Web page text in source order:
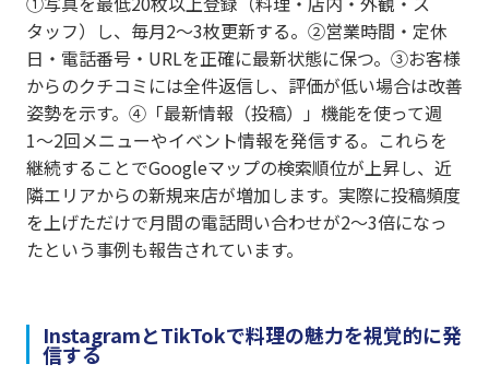
タッフ）し、毎月2〜3枚更新する。②営業時間・定休
日・電話番号・URLを正確に最新状態に保つ。③お客様
からのクチコミには全件返信し、評価が低い場合は改善
姿勢を示す。④「最新情報（投稿）」機能を使って週
1〜2回メニューやイベント情報を発信する。これらを
継続することでGoogleマップの検索順位が上昇し、近
隣エリアからの新規来店が増加します。実際に投稿頻度
を上げただけで月間の電話問い合わせが2〜3倍になっ
たという事例も報告されています。
InstagramとTikTokで料理の魅力を視覚的に発
信する